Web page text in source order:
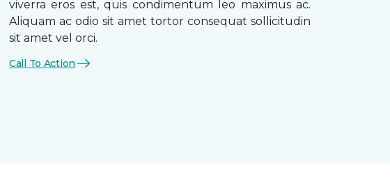
viverra eros est, quis condimentum leo maximus ac.
Aliquam ac odio sit amet tortor consequat sollicitudin
sit amet vel orci.
Call To Action